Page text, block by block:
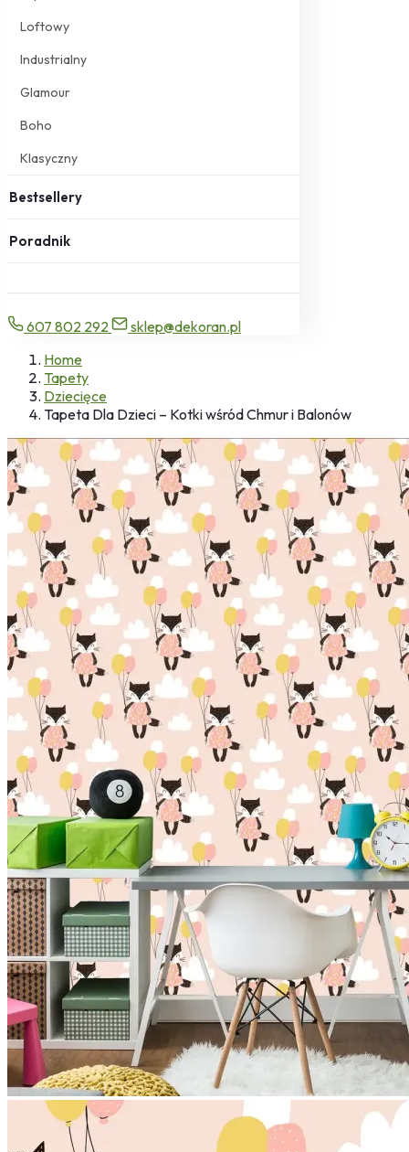
Loftowy
Industrialny
Glamour
Boho
Klasyczny
Bestsellery
Poradnik
607 802 292
sklep@dekoran.pl
Home
Tapety
Dziecięce
Tapeta Dla Dzieci – Kotki wśród Chmur i Balonów